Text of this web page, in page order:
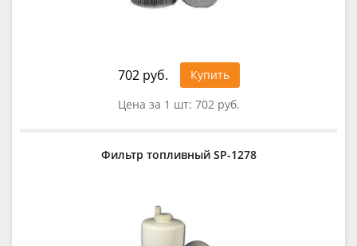
702 руб.
Купить
Цена за 1 шт: 702 руб.
Фильтр топливный SP-1278